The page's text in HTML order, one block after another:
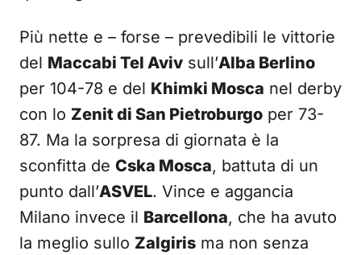
Più nette e – forse – prevedibili le vittorie
del Maccabi Tel Aviv sull’Alba Berlino
per 104-78 e del Khimki Mosca nel derby
con lo Zenit di San Pietroburgo per 73-
87. Ma la sorpresa di giornata è la
sconfitta de Cska Mosca, battuta di un
punto dall’ASVEL. Vince e aggancia
Milano invece il Barcellona, che ha avuto
la meglio sullo Zalgiris ma non senza